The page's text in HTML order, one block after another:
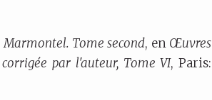
Tome second, en Œuvres
par l'auteur, Tome VI, Paris: